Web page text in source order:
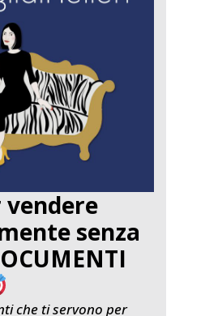
vendere
senza
che ti servono per